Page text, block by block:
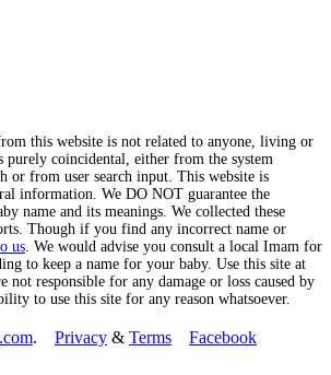
this website is not related to anyone, living or
purely coincidental, either from the system
or from user search input. This website is
information. We DO NOT guarantee the
name and its meanings. We collected these
Though if you find any incorrect name or
us . We would advise you consult a local Imam for
to keep a name for your baby. Use this site at
not responsible for any damage or loss caused by
to use this site for any reason whatsoever.
. Privacy & Terms
Facebook